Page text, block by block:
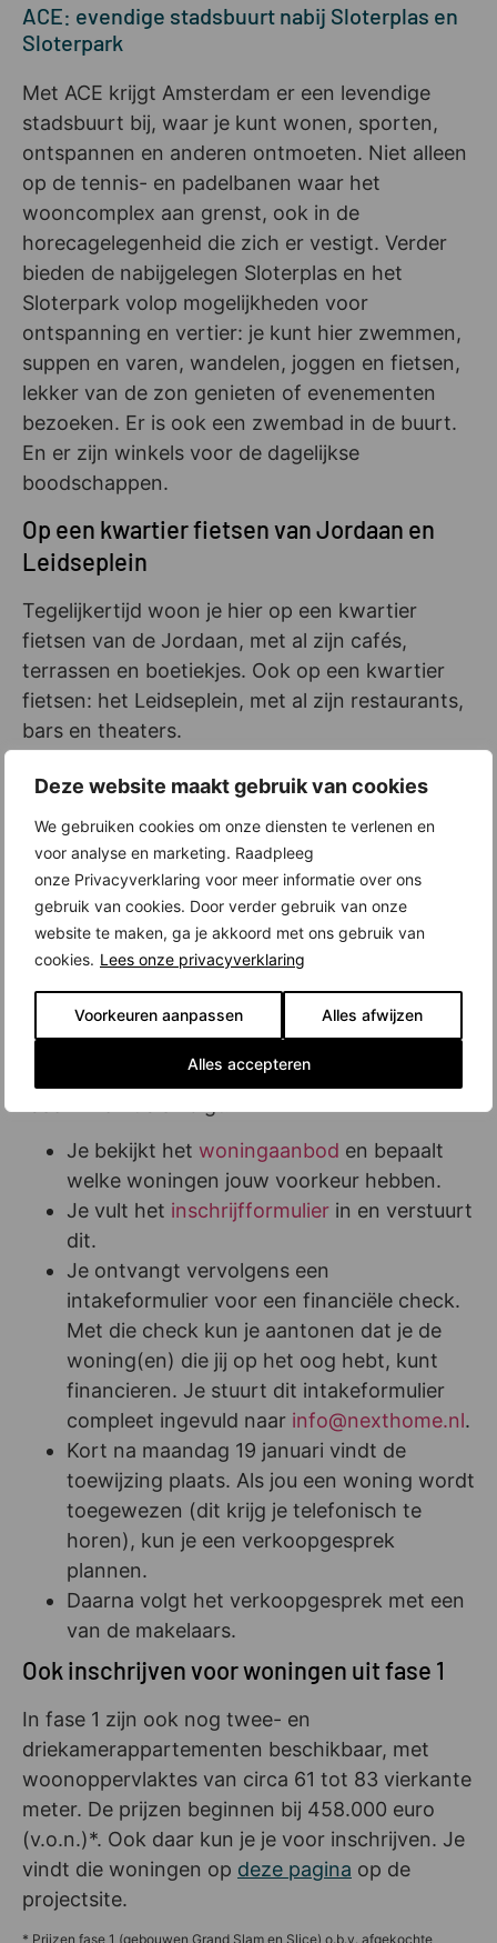
Deze website maakt gebruik van cookies
We gebruiken cookies om onze diensten te verlenen en
voor analyse en marketing. Raadpleeg
onze Privacyverklaring voor meer informatie over ons
gebruik van cookies. Door verder gebruik van onze
website te maken, ga je akkoord met ons gebruik van
cookies. Lees onze privacyverklaring
Voorkeuren aanpassen Alles afwijzen
Alles accepteren
ACE: evendige stadsbuurt nabij Sloterplas en
Sloterpark
Met ACE krijgt Amsterdam er een levendige
stadsbuurt bij, waar je kunt wonen, sporten,
ontspannen en anderen ontmoeten. Niet alleen
op de tennis- en padelbanen waar het
wooncomplex aan grenst, ook in de
horecagelegenheid die zich er vestigt. Verder
bieden de nabijgelegen Sloterplas en het
Sloterpark volop mogelijkheden voor
ontspanning en vertier: je kunt hier zwemmen,
suppen en varen, wandelen, joggen en fietsen,
lekker van de zon genieten of evenementen
bezoeken. Er is ook een zwembad in de buurt.
En er zijn winkels voor de dagelijkse
boodschappen.
Op een kwartier fietsen van Jordaan en
Leidseplein
Tegelijkertijd woon je hier op een kwartier
fietsen van de Jordaan, met al zijn cafés,
terrassen en boetiekjes. Ook op een kwartier
fietsen: het Leidseplein, met al zijn restaurants,
bars en theaters.
Interesse? Schrijf je in voor de woning(en) van
Heb je belangstelling voor een van de
appartementen, stadswoningen of penthouses
in fase 2 van ACE? Bekijk dan het
woningaanbod op de projectsite en schrijf je in.
Hoe werkt de inschrijving voor ACE?
De online inschrijving voor de woningen van
Je bekijkt het woningaanbod en bepaalt
welke woningen jouw voorkeur hebben.
Je vult het inschrijfformulier in en verstuurt
dit.
Je ontvangt vervolgens een
intakeformulier voor een financiële check.
Met die check kun je aantonen dat je de
woning(en) die jij op het oog hebt, kunt
financieren. Je stuurt dit intakeformulier
compleet ingevuld naar info@nexthome.nl.
Kort na maandag 19 januari vindt de
toewijzing plaats. Als jou een woning wordt
toegewezen (dit krijg je telefonisch te
horen), kun je een verkoopgesprek
plannen.
Daarna volgt het verkoopgesprek met een
van de makelaars.
Ook inschrijven voor woningen uit fase 1
In fase 1 zijn ook nog twee- en
driekamerappartementen beschikbaar, met
woonoppervlaktes van circa 61 tot 83 vierkante
meter. De prijzen beginnen bij 458.000 euro
(v.o.n.)*. Ook daar kun je je voor inschrijven. Je
vindt die woningen op deze pagina op de
projectsite.
* Prijzen fase 1 (gebouwen Grand Slam en Slice) o.b.v. afgekochte